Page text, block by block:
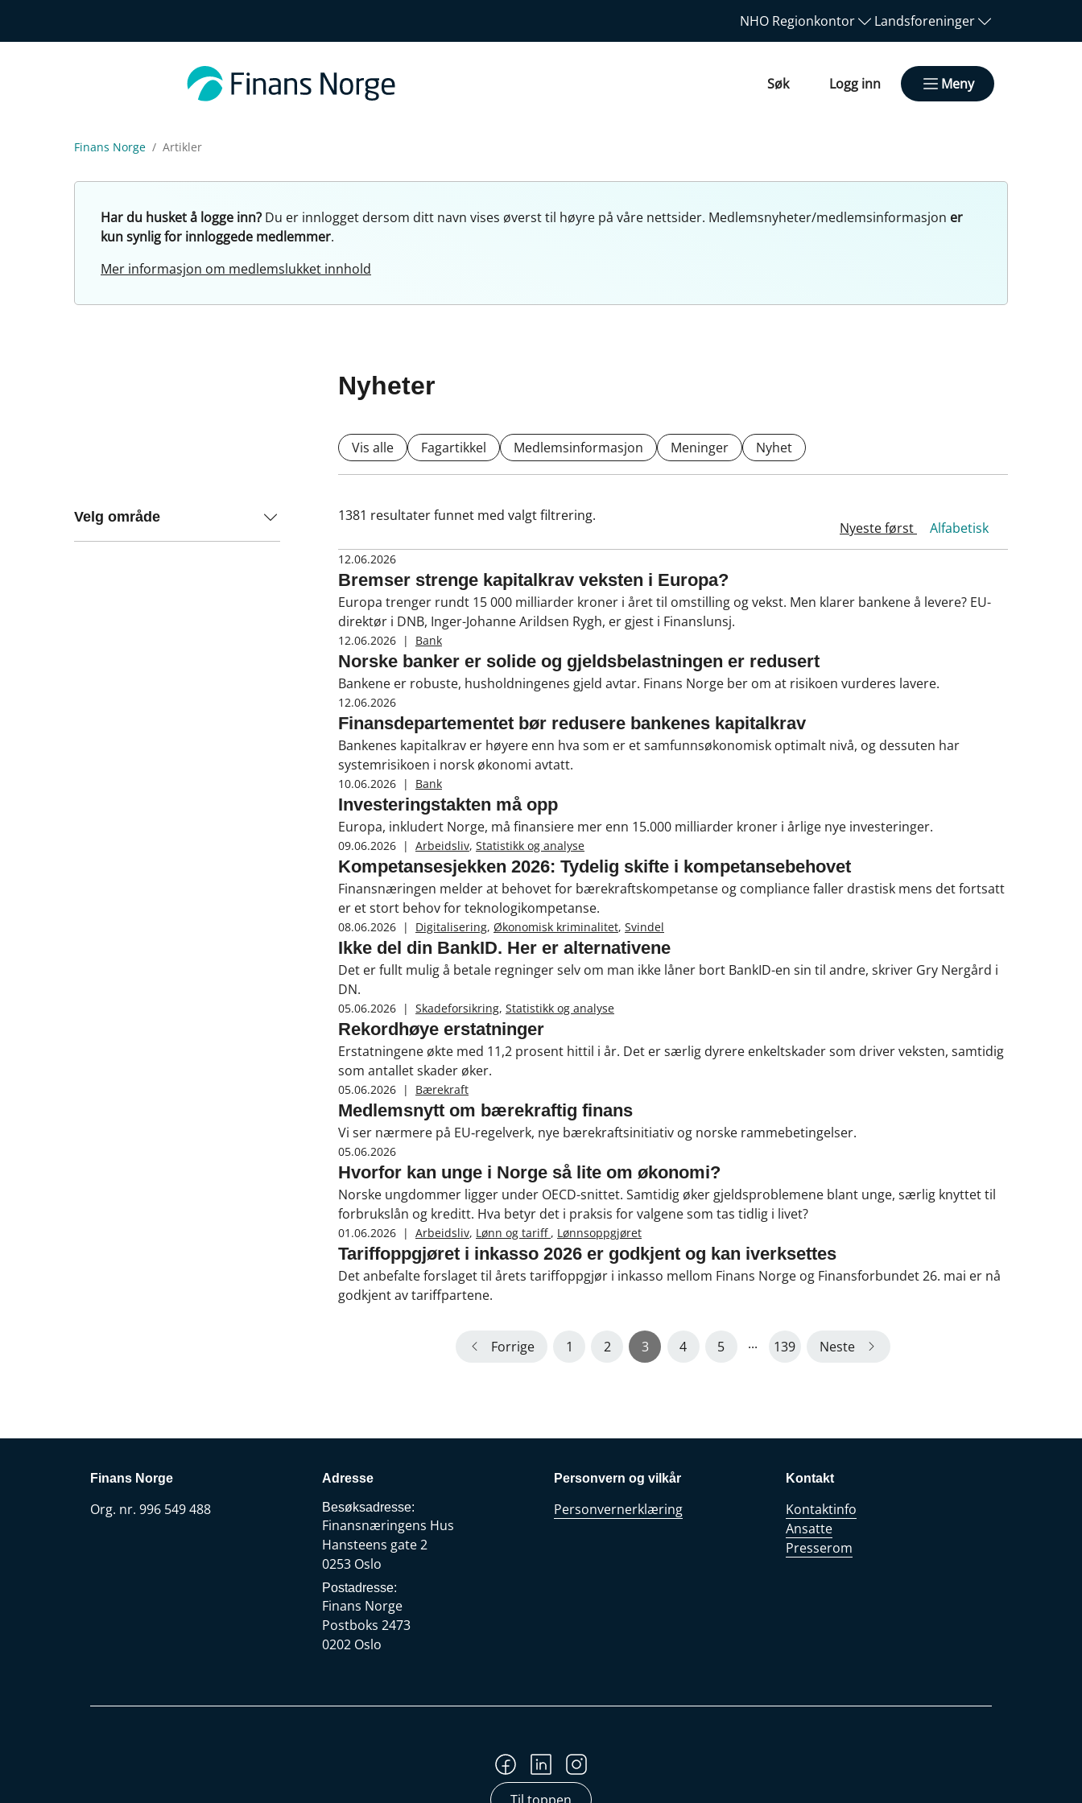
NHO Regionkontor Landsforeninger
Søk Logg inn Meny
Finans Norge Artikler
Har du husket å logge inn? Du er innlogget dersom ditt navn vises øverst til høyre på våre nettsider. Medlemsnyheter/medlemsinformasjon er
kun synlig for innloggede medlemmer.
Mer informasjon om medlemslukket innhold
Nyheter
Vis alle Fagartikkel Medlemsinformasjon Meninger Nyhet
Velg område 1381 resultater funnet med valgt filtrering.
Nyeste først Alfabetisk
12.06.2026
Bremser strenge kapitalkrav veksten i Europa?
Europa trenger rundt 15 000 milliarder kroner i året til omstilling og vekst. Men klarer bankene å levere? EU-
direktør i DNB, Inger-Johanne Arildsen Rygh, er gjest i Finanslunsj.
12.06.2026 | Bank
Norske banker er solide og gjeldsbelastningen er redusert
Bankene er robuste, husholdningenes gjeld avtar. Finans Norge ber om at risikoen vurderes lavere.
12.06.2026
Finansdepartementet bør redusere bankenes kapitalkrav
Bankenes kapitalkrav er høyere enn hva som er et samfunnsøkonomisk optimalt nivå, og dessuten har
systemrisikoen i norsk økonomi avtatt.
10.06.2026 | Bank
Investeringstakten må opp
Europa, inkludert Norge, må finansiere mer enn 15.000 milliarder kroner i årlige nye investeringer.
09.06.2026 | Arbeidsliv, Statistikk og analyse
Kompetansesjekken 2026: Tydelig skifte i kompetansebehovet
Finansnæringen melder at behovet for bærekraftskompetanse og compliance faller drastisk mens det fortsatt
er et stort behov for teknologikompetanse.
08.06.2026 | Digitalisering, Økonomisk kriminalitet, Svindel
Ikke del din BankID. Her er alternativene
Det er fullt mulig å betale regninger selv om man ikke låner bort BankID-en sin til andre, skriver Gry Nergård i
DN.
05.06.2026 | Skadeforsikring, Statistikk og analyse
Rekordhøye erstatninger
Erstatningene økte med 11,2 prosent hittil i år. Det er særlig dyrere enkeltskader som driver veksten, samtidig
som antallet skader øker.
05.06.2026 | Bærekraft
Medlemsnytt om bærekraftig finans
Vi ser nærmere på EU‑regelverk, nye bærekraftsinitiativ og norske rammebetingelser.
05.06.2026
Hvorfor kan unge i Norge så lite om økonomi?
Norske ungdommer ligger under OECD-snittet. Samtidig øker gjeldsproblemene blant unge, særlig knyttet til
forbrukslån og kreditt. Hva betyr det i praksis for valgene som tas tidlig i livet?
01.06.2026 | Arbeidsliv, Lønn og tariff , Lønnsoppgjøret
Tariffoppgjøret i inkasso 2026 er godkjent og kan iverksettes
Det anbefalte forslaget til årets tariffoppgjør i inkasso mellom Finans Norge og Finansforbundet 26. mai er nå
godkjent av tariffpartene.
Forrige 1 2 3 4 5 ... 139 Neste
Finans Norge
Org. nr. 996 549 488
Adresse
Besøksadresse:
Finansnæringens Hus
Hansteens gate 2
0253 Oslo
Postadresse:
Finans Norge
Postboks 2473
0202 Oslo
Personvern og vilkår
Personvernerklæring
Kontakt
Kontaktinfo
Ansatte
Presserom
Til toppen